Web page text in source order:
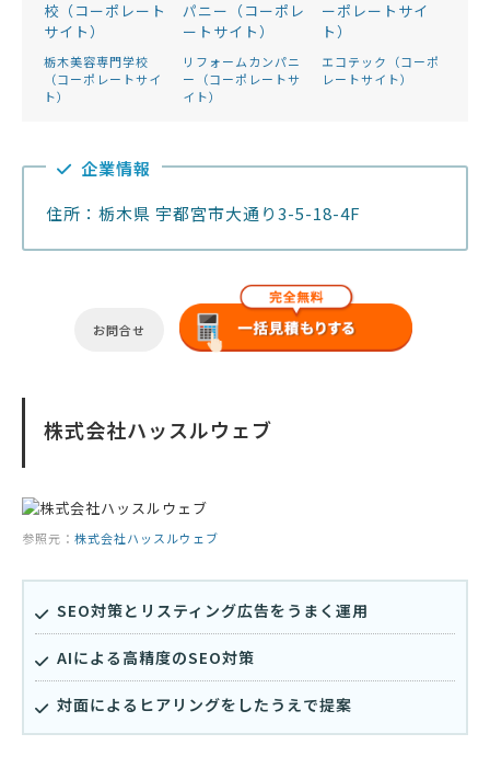
栃木美容専門学校
（コーポレートサイ
ト）
リフォームカンパニ
ー（コーポレートサ
イト）
エコテック（コーポ
レートサイト）
企業情報
住所：栃木県 宇都宮市大通り3-5-18-4F
お問合せ
株式会社ハッスルウェブ
参照元： 株式会社ハッスルウェブ
SEO対策とリスティング広告をうまく運用
AIによる高精度のSEO対策
対面によるヒアリングをしたうえで提案